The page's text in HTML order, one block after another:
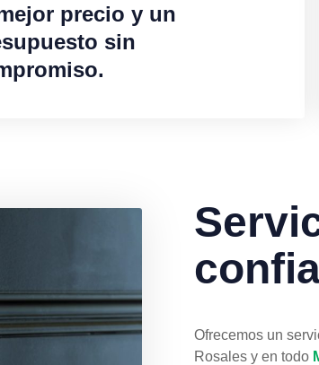
precio y un
sin
Ofrecemos un
Rosales y en todo